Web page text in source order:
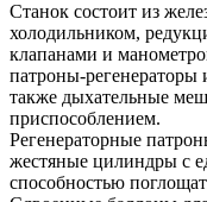
Станок состоит из
холодильником,
клапанами и
патроны-регенераторы
также дыхательные
приспособлением.
Регенераторные
жестяные цилиндры с
способностью